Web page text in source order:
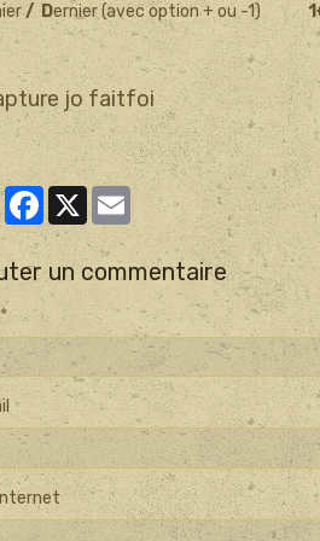
/ Dernier (avec option + ou -1)
PartagerFacebook
X Email
un commentaire